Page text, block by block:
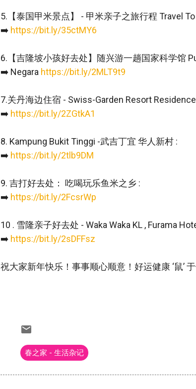
5.【泰国甲米景点】 - 甲米亲子之旅行程 Travel
➡️ https://bit.ly/35ctMY6
6.【吉隆坡小孩好去处】随兴游一趟国家科学馆
➡️ Negara https://bit.ly/2MLT9t9
7.关丹海边住宿 - Swiss-Garden Resort
➡️ https://bit.ly/2ZGtkA1
8. Kampung Bukit Tinggi -武吉丁宜 华人新村 :
➡️ https://bit.ly/2tlb9DM
9. 吉打好去处： 吃喝玩乐鱼米之乡 :
➡️ https://bit.ly/2FcsrWp
10 . 雪隆亲子好去处 - Waka Waka KL , Furama
➡️ https://bit.ly/2sDFFsz
祝大家新年快乐！事事顺心顺意！好运健康 ‘鼠’
春之家 - 生活杂记